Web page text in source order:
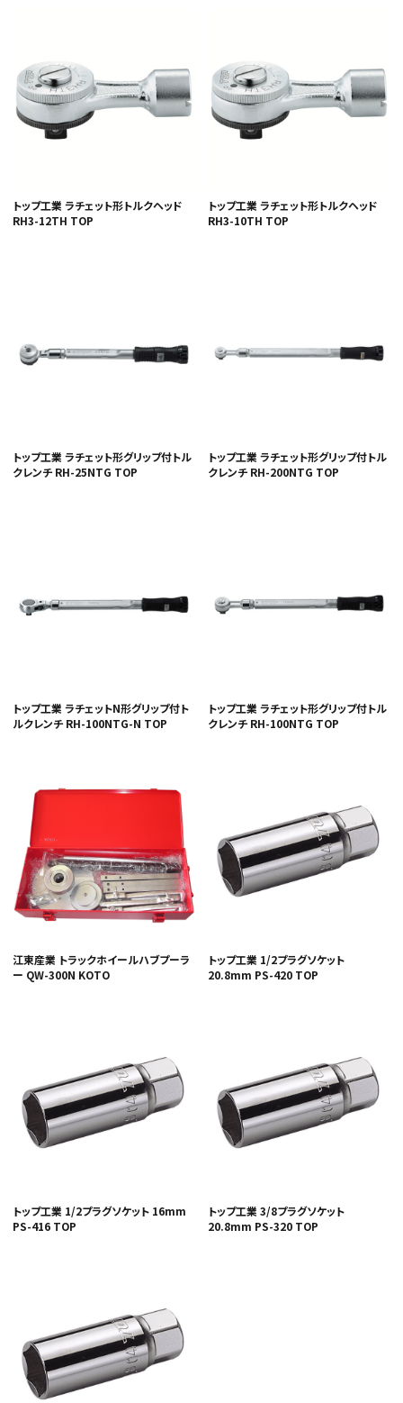
トップ工業 ラチェット形トルクヘッド
RH3-12TH TOP
トップ工業 ラチェット形トルクヘッド
RH3-10TH TOP
トップ工業 ラチェット形グリップ付トル
クレンチ RH-25NTG TOP
トップ工業 ラチェット形グリップ付トル
クレンチ RH-200NTG TOP
トップ工業 ラチェットN形グリップ付ト
ルクレンチ RH-100NTG-N TOP
トップ工業 ラチェット形グリップ付トル
クレンチ RH-100NTG TOP
江東産業 トラックホイールハブプーラ
ー QW-300N KOTO
トップ工業 1/2プラグソケット
20.8mm PS-420 TOP
トップ工業 1/2プラグソケット 16mm
PS-416 TOP
トップ工業 3/8プラグソケット
20.8mm PS-320 TOP